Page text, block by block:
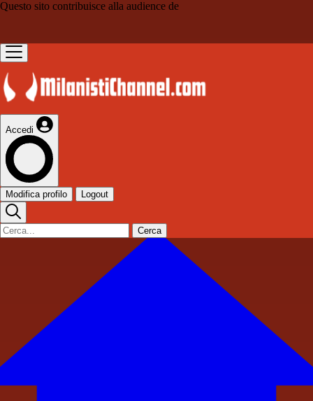
Questo sito contribuisce alla audience de
Accedi
Modifica profilo Logout
Cerca